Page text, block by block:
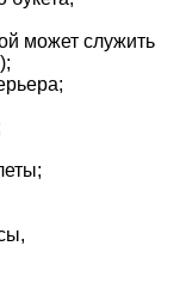
может служить